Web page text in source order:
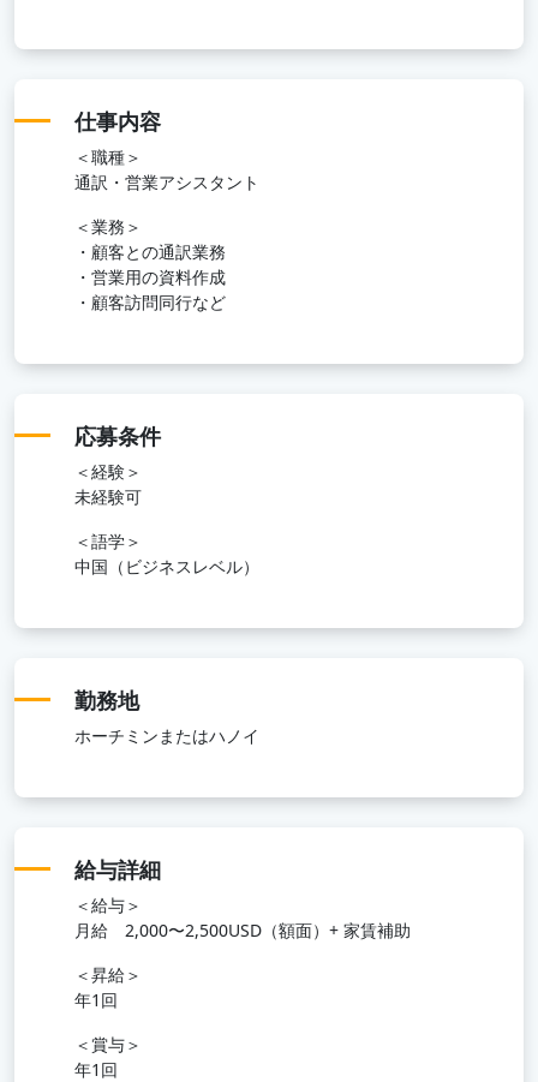
仕事内容
＜職種＞
通訳・営業アシスタント
＜業務＞
・顧客との通訳業務
・営業用の資料作成
・顧客訪問同行など
応募条件
＜経験＞
未経験可
＜語学＞
中国（ビジネスレベル）
勤務地
ホーチミンまたはハノイ
給与詳細
＜給与＞
月給 2,000〜2,500USD（額面）+ 家賃補助
＜昇給＞
年1回
＜賞与＞
年1回